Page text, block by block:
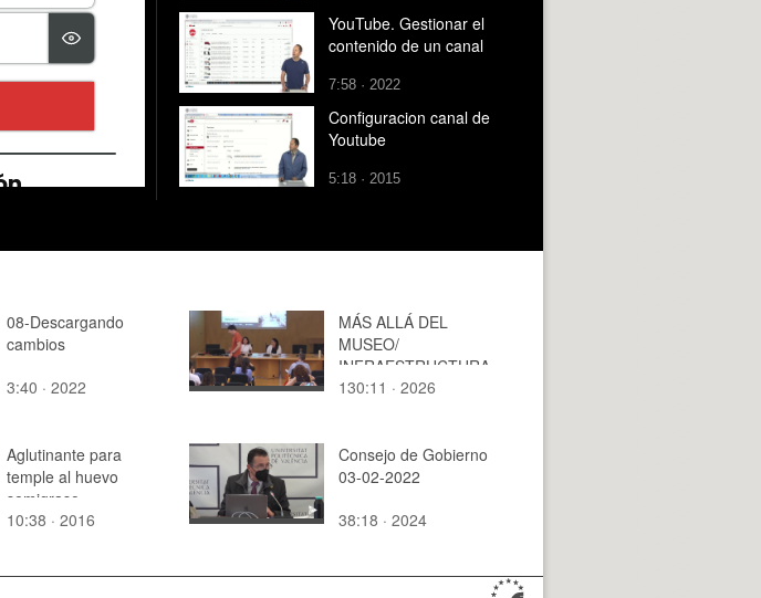
YouTube. Gestionar el
contenido de un canal
7:58 · 2022
Configuracion canal de
Youtube
5:18 · 2015
08-Descargando
cambios
3:40 · 2022
MÁS ALLÁ DEL
MUSEO/
INFRAESTRUCTURA
S CULTURALES
estrategias. 1/2
130:11 · 2026
Aglutinante para
temple al huevo
semigraso
10:38 · 2016
Consejo de Gobierno
03-02-2022
38:18 · 2024